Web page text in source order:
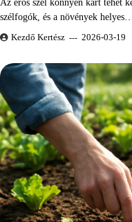
szélfogók, és a növények helyes…
Kezdő Kertész 2026-03-19